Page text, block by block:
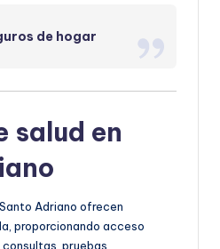
de hogar
salud en
Adriano ofrecen
proporcionando acceso
pruebas